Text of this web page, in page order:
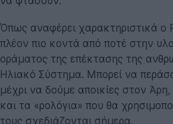
Όπως αναφέρει χαρακτηριστικά ο
πλέον πιο κοντά από ποτέ στην
οράματος της επέκτασης της
Ηλιακό Σύστημα. Μπορεί να
μέχρι να δούμε αποικίες στον
και τα «ρολόγια» που θα
τους σχεδιάζονται σήμερα.